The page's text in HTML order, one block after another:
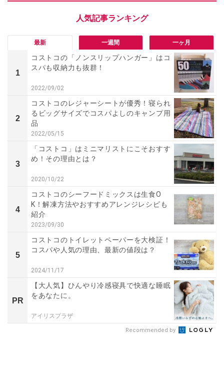
最新 一週間 一ヶ月
1
コストコの「ノンスリップハンガー」はコ
スパも収納力も抜群！
2022/09/02
2
コストコのレジャーシートが優秀！寝られ
るビッグサイズでコスパよしのキャンプ用
品
2022/05/15
3
「コストコ」はミニマリストにこそおすす
め！その理由とは？
2020/10/22
4
コストコのシーフードミックスは生食O
K！解凍方法やおすすめアレンジレシピも
紹介
2023/09/30
5
コストコのトイレットペーパーを大検証！
コスパや人気の理由、最新の値段は？
2024/11/17
PR
【大人気】ひんやり冷感寝具で快適な睡眠
をあなたに。
アイリスプラザ
Recommended by